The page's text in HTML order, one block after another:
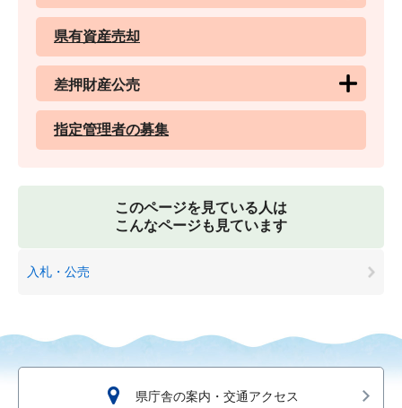
県有資産売却
差押財産公売
指定管理者の募集
このページを見ている人は
こんなページも見ています
入札・公売
県庁舎の案内・交通アクセス